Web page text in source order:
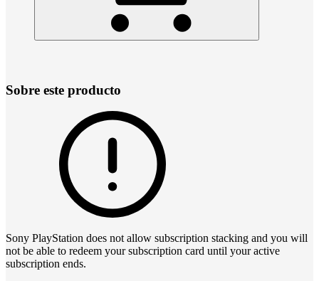
Sobre este producto
Sony PlayStation does not allow subscription stacking and you will
not be able to redeem your subscription card until your active
subscription ends.